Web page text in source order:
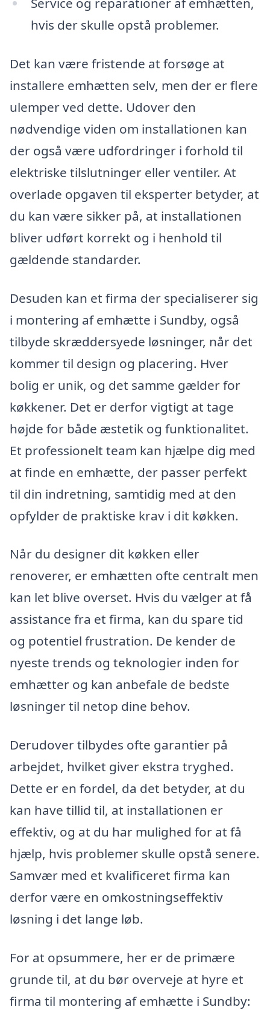
hvis der skulle opstå problemer.
Det kan være fristende at forsøge at
installere emhætten selv, men der er flere
ulemper ved dette. Udover den
nødvendige viden om installationen kan
der også være udfordringer i forhold til
elektriske tilslutninger eller ventiler. At
overlade opgaven til eksperter betyder, at
du kan være sikker på, at installationen
bliver udført korrekt og i henhold til
gældende standarder.
Desuden kan et firma der specialiserer sig
i montering af emhætte i Sundby, også
tilbyde skræddersyede løsninger, når det
kommer til design og placering. Hver
bolig er unik, og det samme gælder for
køkkener. Det er derfor vigtigt at tage
højde for både æstetik og funktionalitet.
Et professionelt team kan hjælpe dig med
at finde en emhætte, der passer perfekt
til din indretning, samtidig med at den
opfylder de praktiske krav i dit køkken.
Når du designer dit køkken eller
renoverer, er emhætten ofte centralt men
kan let blive overset. Hvis du vælger at få
assistance fra et firma, kan du spare tid
og potentiel frustration. De kender de
nyeste trends og teknologier inden for
emhætter og kan anbefale de bedste
løsninger til netop dine behov.
Derudover tilbydes ofte garantier på
arbejdet, hvilket giver ekstra tryghed.
Dette er en fordel, da det betyder, at du
kan have tillid til, at installationen er
effektiv, og at du har mulighed for at få
hjælp, hvis problemer skulle opstå senere.
Samvær med et kvalificeret firma kan
derfor være en omkostningseffektiv
løsning i det lange løb.
For at opsummere, her er de primære
grunde til, at du bør overveje at hyre et
firma til montering af emhætte i Sundby: